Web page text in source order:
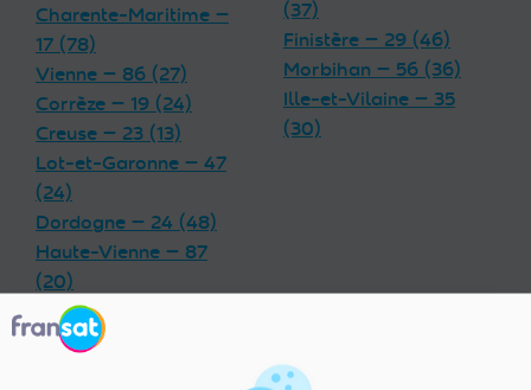
Charente-Maritime —
17 (78)
Vienne — 86 (27)
Corrèze — 19 (24)
Creuse — 23 (13)
Lot-et-Garonne — 47
(24)
Dordogne — 24 (48)
Haute-Vienne — 87
(20)
Charente — 16 (32)
Landes — 40 (33)
(37)
Finistère — 29 (46)
Morbihan — 56 (36)
Ille-et-Vilaine — 35
(30)